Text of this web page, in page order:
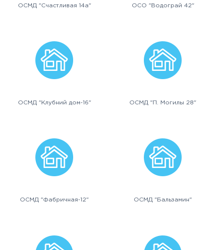
ОСМД "Счастливая 14а" ОСО "Водограй 42"
ОСМД "Клубний дом-16" ОСМД "П. Могилы 28"
ОСМД "Фабричная-12" ОСМД "Бальзамин"